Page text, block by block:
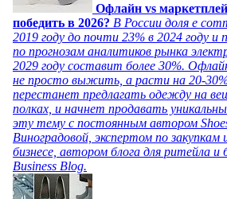
Офлайн vs
победить в 2026? В России доля e
2019 году до почти 23% в 2024 году
по прогнозам аналитиков рынка
2029 году составит более 30%.
не просто выжить, а расти на 20-30%
перестанет предлагать одежду на
полках, и начнет продавать
эту тему с постоянным автором
Виноградовой, экспертом по
бизнесе, автором блога для ритейла и
Business Blog.